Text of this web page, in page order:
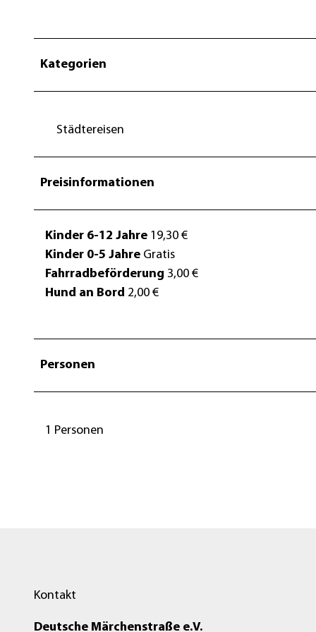
Kategorien
Städtereisen
Preisinformationen
Kinder 6-12 Jahre 19,30 €
Kinder 0-5 Jahre Gratis
Fahrradbeförderung 3,00 €
Hund an Bord 2,00 €
Personen
1 Personen
Kontakt
Deutsche Märchenstraße e.V.